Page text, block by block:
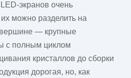
экранов очень
можно разделить на
вершине — крупные
с полным циклом
кристаллов до сборки
дорогая, но, как